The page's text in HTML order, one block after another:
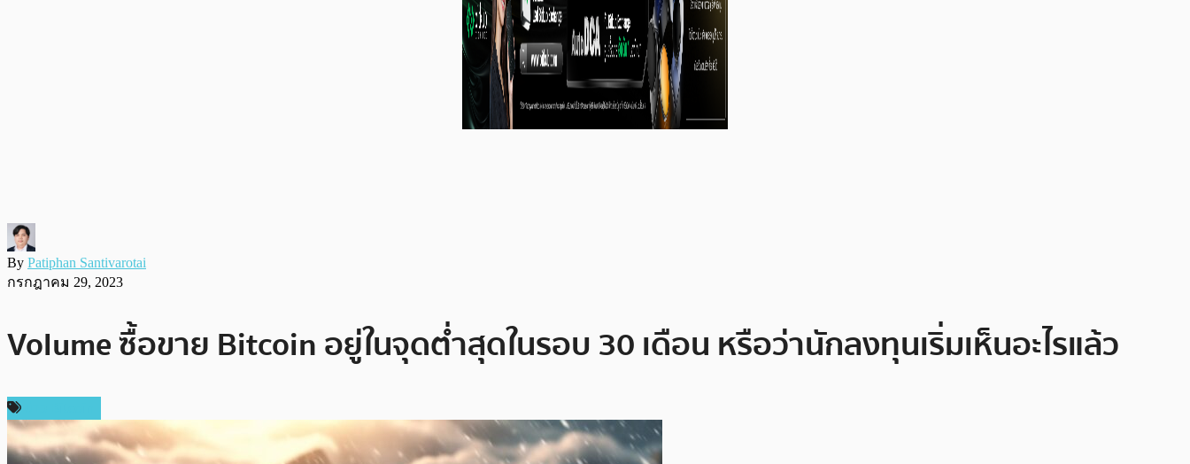
By Patiphan Santivarotai
กรกฎาคม 29, 2023
Volume ซื้อขาย Bitcoin อยู่ในจุดต่ำสุดในรอบ 30 เดือน หรือว่านักลงทุนเริ่มเห็นอะไรแล้ว